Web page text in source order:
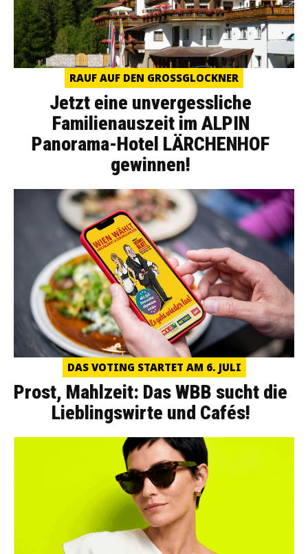
RAUF AUF DEN GROSSGLOCKNER
Jetzt eine unvergessliche
Familienauszeit im ALPIN
Panorama-Hotel LÄRCHENHOF
gewinnen!
DAS VOTING STARTET AM 6. JULI
Prost, Mahlzeit: Das WBB sucht die
Lieblingswirte und Cafés!